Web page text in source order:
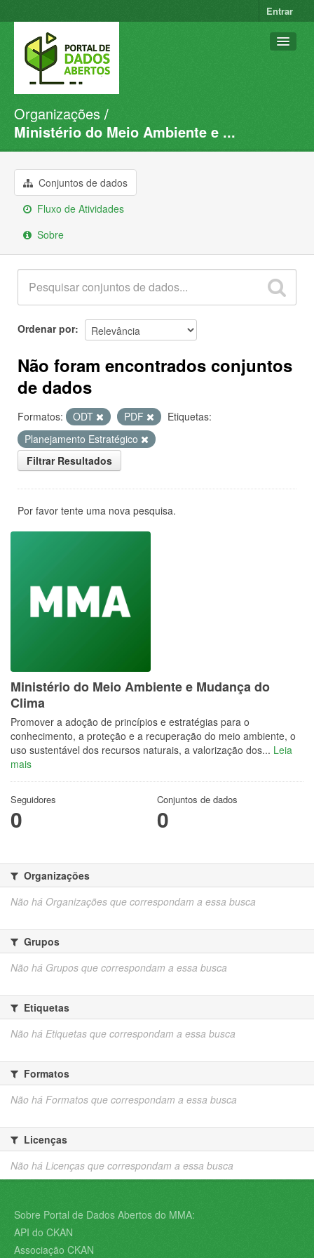
Entrar
Conjuntos de dados
Organizações
Sobre
Organizações
Ministério do Meio Ambiente e ...
Conjuntos de dados
Fluxo de Atividades
Sobre
Ordenar por
Não foram encontrados conjuntos
de dados
Formatos: ODT PDF
Etiquetas:
Planejamento Estratégico
Filtrar Resultados
Por favor tente uma nova pesquisa.
Ministério do Meio Ambiente e Mudança do
Clima
Promover a adoção de princípios e estratégias para o
conhecimento, a proteção e a recuperação do meio ambiente, o
uso sustentável dos recursos naturais, a valorização dos... Leia
mais
Seguidores
0
Conjuntos de dados
0
Organizações
Não há Organizações que correspondam a essa busca
Grupos
Não há Grupos que correspondam a essa busca
Etiquetas
Não há Etiquetas que correspondam a essa busca
Formatos
Não há Formatos que correspondam a essa busca
Licenças
Não há Licenças que correspondam a essa busca
Sobre Portal de Dados Abertos do MMA:
API do CKAN
Associação CKAN